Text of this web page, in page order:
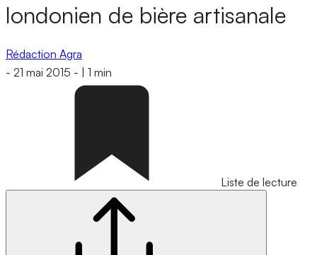
londonien de bière artisanale
Rédaction Agra
- 21 mai 2015 - 1 min
Liste de lecture